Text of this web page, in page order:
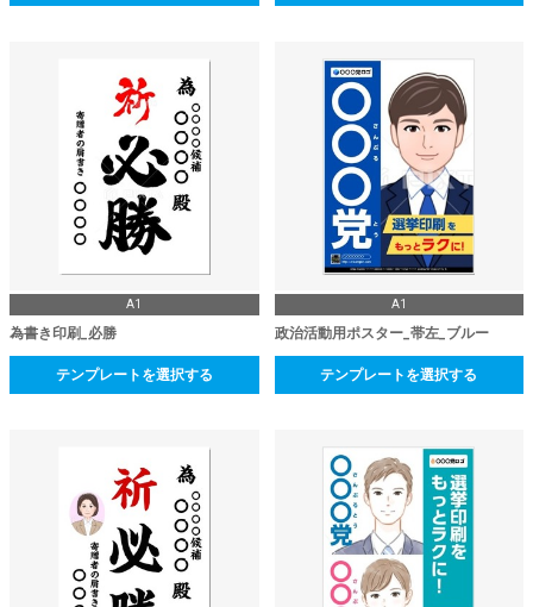
A1
為書き印刷_必勝
テンプレートを選択する
A1
政治活動用ポスター_帯左_ブルー
テンプレートを選択する